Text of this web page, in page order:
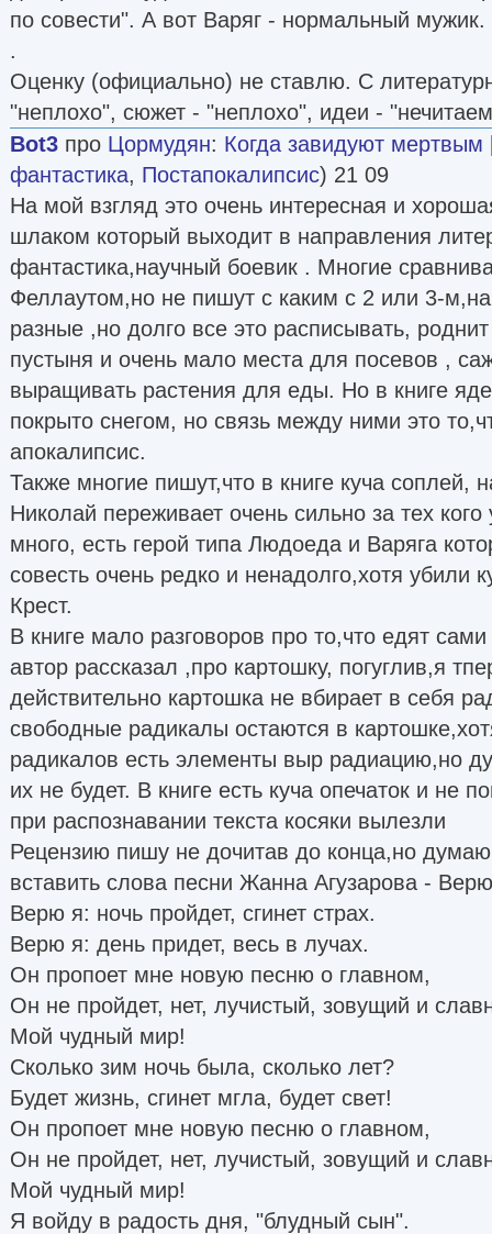
по совести". А вот Варяг - нормальный мужик.
.
Оценку (официально) не ставлю. С
"неплохо", сюжет - "неплохо", идеи -
Bot3 про Цормудян: Когда завидуют мертвым
фантастика, Постапокалипсис) 21 09
На мой взгляд это очень интересная и
шлаком который выходит в направления
фантастика,научный боевик . Многие
Феллаутом,но не пишут с каким с 2 или 3-
разные ,но долго все это расписывать,
пустыня и очень мало места для посевов ,
выращивать растения для еды. Но в книге
покрыто снегом, но связь между ними это
апокалипсис.
Также многие пишут,что в книге куча соплей,
Николай переживает очень сильно за тех
много, есть герой типа Людоеда и Варяга
совесть очень редко и ненадолго,хотя убили
Крест.
В книге мало разговоров про то,что едят сами
автор рассказал ,про картошку, погуглив,я
действительно картошка не вбирает в себя
свободные радикалы остаются в
радикалов есть элементы выр радиацию,но
их не будет. В книге есть куча опечаток и не
при распознавании текста косяки вылезли
Рецензию пишу не дочитав до конца,но
вставить слова песни Жанна Агузарова -
Верю я: ночь пройдет, сгинет страх.
Верю я: день придет, весь в лучах.
Он пропоет мне новую песню о главном,
Он не пройдет, нет, лучистый, зовущий и
Мой чудный мир!
Сколько зим ночь была, сколько лет?
Будет жизнь, сгинет мгла, будет свет!
Он пропоет мне новую песню о главном,
Он не пройдет, нет, лучистый, зовущий и
Мой чудный мир!
Я войду в радость дня, "блудный сын".